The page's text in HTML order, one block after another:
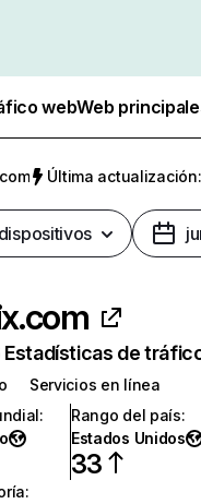
webWeb
Última
Estadísticas de
Servicios en línea
:
Rango del país:
Estados Unidos
33
: